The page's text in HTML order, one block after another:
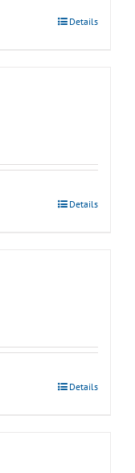
Details
Details
Details